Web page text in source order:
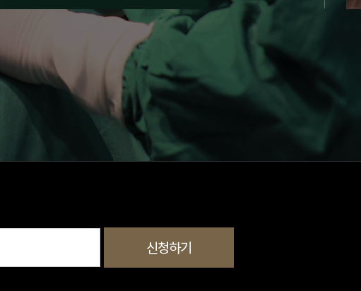
신청하기